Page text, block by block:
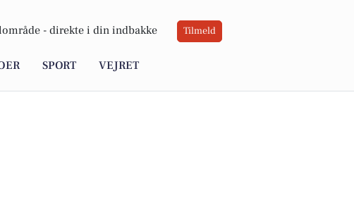
- direkte i din indbakke Tilmeld
SPORT VEJRET